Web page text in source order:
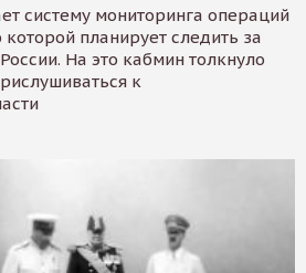
систему мониторинга операций
планирует следить за
На это кабмин толкнуло
к